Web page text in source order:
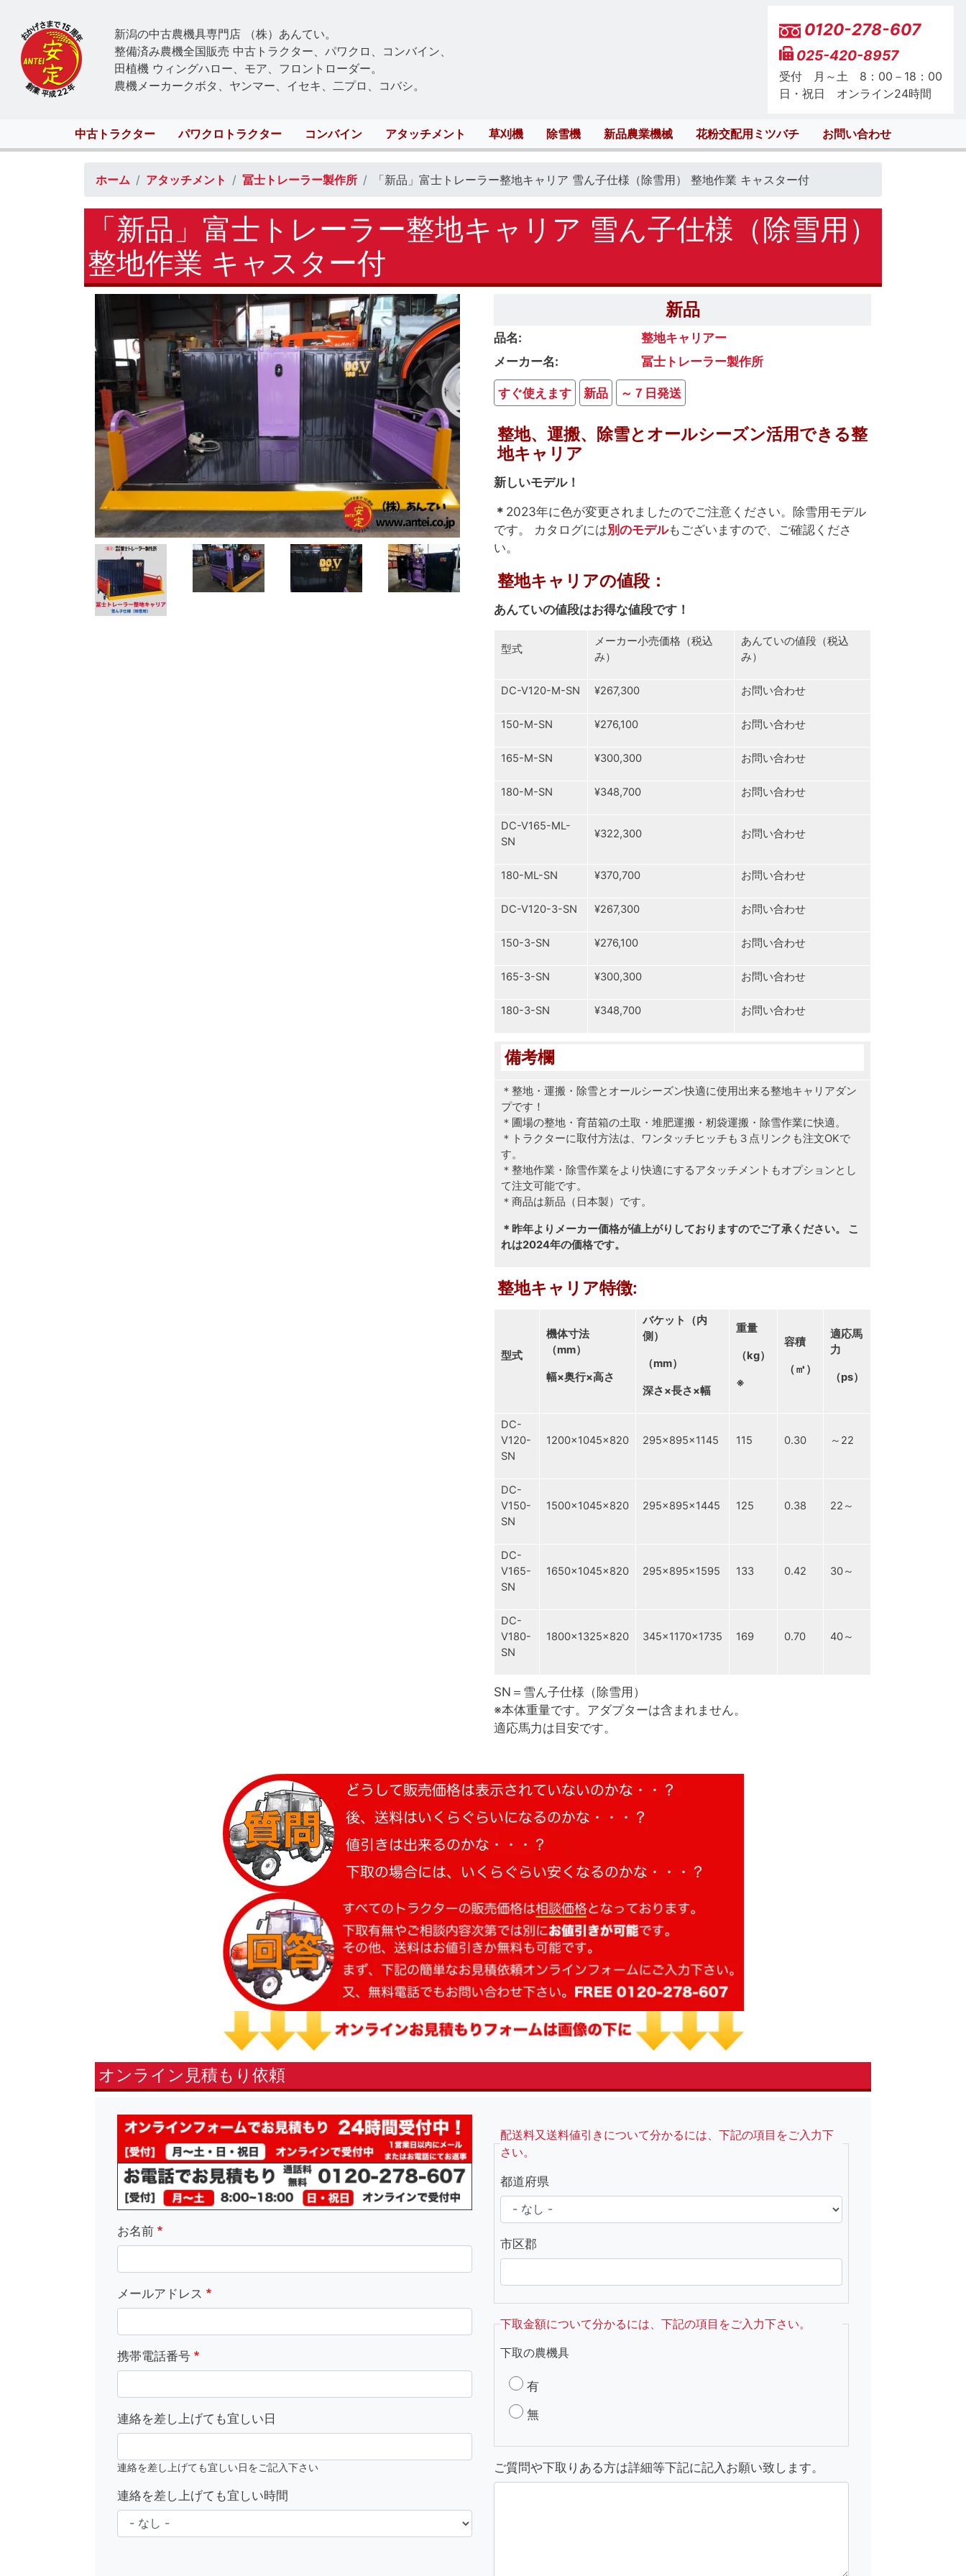
新潟の中古農機具専門店 （株）あんてい。
整備済み農機全国販売 中古トラクター、パワクロ、コンバイン、
田植機 ウィングハロー、モア、フロントローダー。
農機メーカークボタ、ヤンマー、イセキ、二プロ、コバシ。
0120-278-607
025-420-8957
受付 月～土 8：00－18：00
日・祝日 オンライン24時間
Main
navigation
中古トラクター パワクロトラクター コンバイン アタッチメント 草刈機 除雪機 新品農業機械 花粉交配用ミツバチ お問い合わせ
ホーム アタッチメント 冨士トレーラー製作所 「新品」富士トレーラー整地キャリア 雪ん子仕様（除雪用） 整地作業 キャスター付
「新品」富士トレーラー整地キャリア 雪ん子仕様（除雪用）
整地作業 キャスター付
新品
品名
整地キャリアー
メーカー名
冨士トレーラー製作所
すぐ使えます 新品 ～７日発送
整地、運搬、除雪とオールシーズン活用できる整
地キャリア
新しいモデル！
＊ 2023年に色が変更されましたのでご注意ください。除雪用モデル
です。 カタログには別のモデルもございますので、ご確認くださ
い。
整地キャリアの値段：
あんていの値段はお得な値段です！
型式
メーカー小売価格（税込
み）
あんていの値段（税込
み）
DC-V120-M-SN ¥267,300 お問い合わせ
150-M-SN ¥276,100 お問い合わせ
165-M-SN ¥300,300 お問い合わせ
180-M-SN ¥348,700 お問い合わせ
DC-V165-ML-
SN
¥322,300 お問い合わせ
180-ML-SN ¥370,700 お問い合わせ
DC-V120-3-SN ¥267,300 お問い合わせ
150-3-SN ¥276,100 お問い合わせ
165-3-SN ¥300,300 お問い合わせ
180-3-SN ¥348,700 お問い合わせ
備考欄
＊整地・運搬・除雪とオールシーズン快適に使用出来る整地キャリアダン
プです！
＊圃場の整地・育苗箱の土取・堆肥運搬・籾袋運搬・除雪作業に快適。
＊トラクターに取付方法は、ワンタッチヒッチも３点リンクも注文OKで
す。
＊整地作業・除雪作業をより快適にするアタッチメントもオプションとし
て注文可能です。
＊商品は新品（日本製）です。
＊昨年よりメーカー価格が値上がりしておりますのでご了承ください。 こ
れは2024年の価格です。
整地キャリア特徴:
型式
機体寸法
（mm）
幅×奥行×高さ
バケット（内
側）
（mm）
深さ×長さ×幅
重量
（kg）
※
容積
（㎥）
適応馬
力
（ps）
DC-
V120-
SN
1200×1045×820 295×895×1145 115 0.30 ～22
DC-
V150-
SN
1500×1045×820 295×895×1445 125 0.38 22～
DC-
V165-
SN
1650×1045×820 295×895×1595 133 0.42 30～
DC-
V180-
SN
1800×1325×820 345×1170×1735 169 0.70 40～
SN＝雪ん子仕様（除雪用）
※本体重量です。アダプターは含まれません。
適応馬力は目安です。
オンライン見積もり依頼
fsLeft
お名前
メールアドレス
携帯電話番号
連絡を差し上げても宜しい日
連絡を差し上げても宜しい日をご記入下さい
連絡を差し上げても宜しい時間
配送料又送料値引きについて分かるには、下記の項目をご入力下
さい。
都道府県
市区郡
下取金額について分かるには、下記の項目をご入力下さい。
下取の農機具
有
無
ご質問や下取りある方は詳細等下記に記入お願い致します。